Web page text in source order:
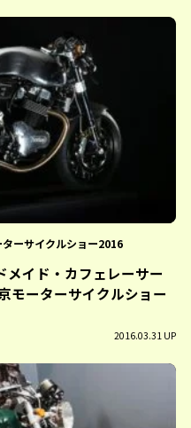
ーサイクルショー2016
メイド・カフェレーサー
モーターサイクルショー
2016.03.31 UP